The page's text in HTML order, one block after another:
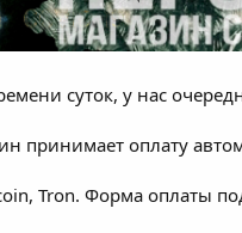
суток, у нас
принимает оплату
Tron. Форма оплаты